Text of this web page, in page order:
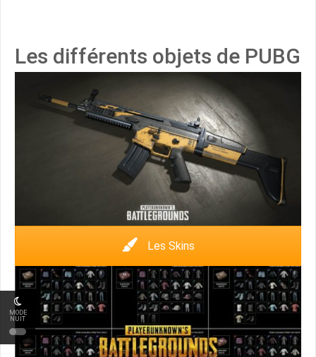
MODE
NUIT
Les différents objets de PUBG
Les Skins